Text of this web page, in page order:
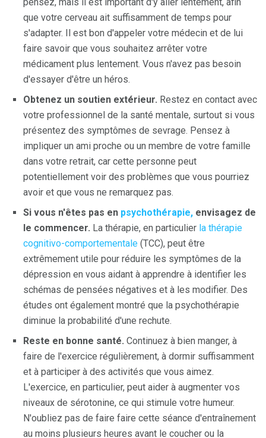
que votre cerveau ait suffisamment de temps pour
s'adapter. Il est bon d'appeler votre médecin et de lui
faire savoir que vous souhaitez arrêter votre
médicament plus lentement. Vous n'avez pas besoin
d'essayer d'être un héros.
Obtenez un soutien extérieur. Restez en contact avec
votre professionnel de la santé mentale, surtout si vous
présentez des symptômes de sevrage. Pensez à
impliquer un ami proche ou un membre de votre famille
dans votre retrait, car cette personne peut
potentiellement voir des problèmes que vous pourriez
avoir et que vous ne remarquez pas.
Si vous n'êtes pas en psychothérapie, envisagez de
le commencer. La thérapie, en particulier la thérapie
cognitivo-comportementale (TCC), peut être
extrêmement utile pour réduire les symptômes de la
dépression en vous aidant à apprendre à identifier les
schémas de pensées négatives et à les modifier. Des
études ont également montré que la psychothérapie
diminue la probabilité d'une rechute.
Reste en bonne santé. Continuez à bien manger, à
faire de l'exercice régulièrement, à dormir suffisamment
et à participer à des activités que vous aimez.
L'exercice, en particulier, peut aider à augmenter vos
niveaux de sérotonine, ce qui stimule votre humeur.
N'oubliez pas de faire faire cette séance d'entraînement
au moins plusieurs heures avant le coucher ou la